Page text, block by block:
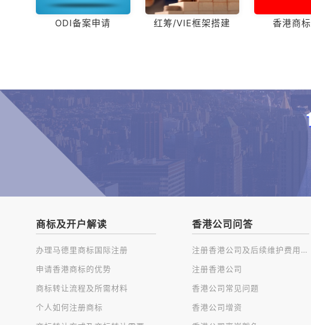
ODI备案申请 红筹/VIE框架搭建 香港商
商标及开户解读
办理马德里商标国际注册
申请香港商标的优势
商标转让流程及所需材料
个人如何注册商标
香港公司问答
注册香港公司及后续维护费用一览
注册香港公司
香港公司常见问题
香港公司增资